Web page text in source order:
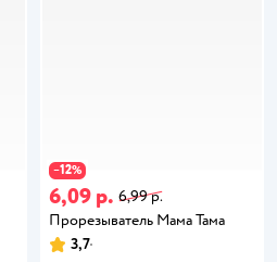
−12%
6,09 р. 6,99 р.
Прорезыватель Мама Тама
3,7